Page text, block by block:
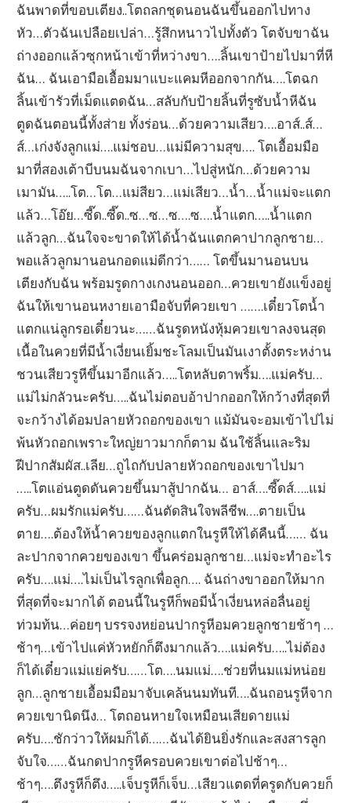
ฉันพาดที่ขอบเตียง..โตถลกชุดนอนฉันขึ้นออกไปทาง
หัว…ตัวฉันเปลือยเปล่า…รู้สึกหนาวไปทั้งตัว โตจับขาฉัน
ถ่างออกแล้วซุกหน้าเข้าที่หว่างขา….ลิ้นเขาป้ายไปมาที่หี
ฉัน… ฉันเอามือเอื้อมมาแบะแคมหีออกจากกัน….โตฉก
ลิ้นเข้ารัวที่เม็ดแตดฉัน…สลับกับป้ายลิ้นที่รูซับน้ำหีฉัน
ตูดฉันตอนนี้ทั้งส่าย ทั้งร่อน…ด้วยความเสียว….อาส์..ส์…
ส์…เก่งจังลูกแม่….แม่ชอบ…แม่มีความสุข…. โตเอื้อมมือ
มาที่สองเต้าบีบนมฉันจากเบา…ไปสู่หนัก…ด้วยความ
เมามัน…..โต…โต…แม่สียว…แม่เสียว…น้ำ…น้ำแม่จะแตก
แล้ว…โอ๊ย…ซี๊ด..ซี๊ด..ซ…ซ…ซ….ซ….น้ำแตก…..น้ำแตก
แล้วลูก…ฉันใจจะขาดให้ได้น้ำฉันแตกคาปากลูกชาย…
พอแล้วลูกมานอนกอดแม่ดีกว่า…… โตขึ้นมานอนบน
เตียงกับฉัน พร้อมรูดกางเกงนอนออก…ควยเขายังแข็งอยู่
ฉันให้เขานอนหงายเอามือจับที่ควยเขา …….เดี๋ยวโตน้ำ
แตกแน่ลูกรอเดี๋ยวนะ……ฉันรูดหนังหุ้มควยเขาลงจนสุด
เนื้อในควยที่มีน้ำเงี่ยนเยิ้มชะโลมเป็นมันเงาตั้งตระหง่าน
ชวนเสียวรูหีขึ้นมาอีกแล้ว…..โตหลับตาพริ้ม….แม่ครับ…
แม่ไม่กลัวนะครับ…..ฉันไม่ตอบอ้าปากออกให้กว้างที่สุดที่
จะกว้างได้อมปลายหัวถอกของเขา แม้มันจะอมเข้าไปไม่
พ้นหัวถอกเพราะใหญ่ยาวมากก็ตาม ฉันใช้ลิ้นและริม
ฝีปากสัมผัส..เลีย…ถูไถกับปลายหัวถอกของเขาไปมา
…..โตแอ่นตูดดันควยขึ้นมาสู้ปากฉัน… อาส์….ซี๊ดส์…..แม่
ครับ…ผมรักแม่ครับ……ฉันตัดสินใจพลีชีพ….ตายเป็น
ตาย….ต้องให้น้ำควยของลูกแตกในรูหีให้ได้คืนนี้…… ฉัน
ละปากจากควยของเขา ขึ้นคร่อมลูกชาย…แม่จะทำอะไร
ครับ….แม่….ไม่เป็นไรลูกเพื่อลูก…. ฉันถ่างขาออกให้มาก
ที่สุดที่จะมากได้ ตอนนี้ในรูหีก็พอมีน้ำเงี่ยนหล่อลื่นอยู่
ท่วมท้น…ค่อยๆ บรรจงหย่อนปากรูหีอมควยลูกชายช้าๆ …
ช้าๆ…เข้าไปแค่หัวหยักก็ตึงมากแล้ว….แม่ครับ…..ไม่ต้อง
ก็ได้เดี๋ยวแม่แย่ครับ……โต….นมแม่….ช่วยที่นมแม่หน่อย
ลูก…ลูกชายเอื้อมมือมาจับเคล้นนมทันที….ฉันถอนรูหีจาก
ควยเขานิดนึง… โตถอนหายใจเหมือนเสียดายแม่
ครับ….ชักว่าวให้ผมก็ได้……ฉันได้ยินยิ่งรักและสงสารลูก
จับใจ……ฉันกดปากรูหีครอบควยเขาต่อไปช้าๆ…
ช้าๆ….ตึงรูหีก็ตึง…..เจ็บรูหีก็เจ็บ…เสียวแตดที่ครูดกับควยก็